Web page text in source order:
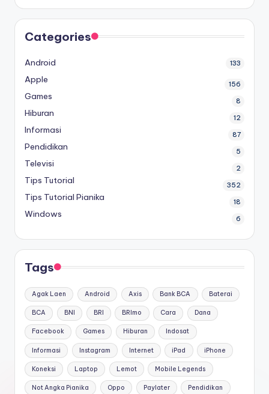
Categories
Android 133
Apple 156
Games 8
Hiburan 12
Informasi 87
Pendidikan 5
Televisi 2
Tips Tutorial 352
Tips Tutorial Pianika 18
Windows 6
Tags
Agak Laen Android Axis Bank BCA Baterai
BCA BNI BRI BRImo Cara Dana
Facebook Games Hiburan Indosat
Informasi Instagram Internet iPad iPhone
Koneksi Laptop Lemot Mobile Legends
Not Angka Pianika Oppo Paylater Pendidikan